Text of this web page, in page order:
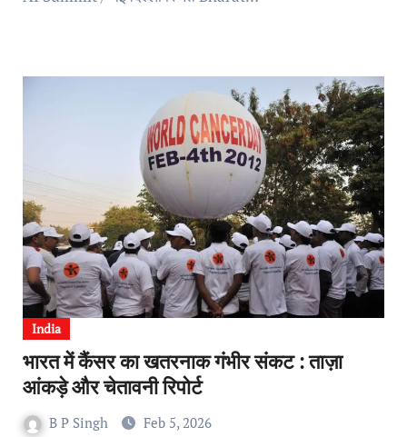
India
भारत में कैंसर का खतरनाक गंभीर संकट : ताज़ा
आंकड़े और चेतावनी रिपोर्ट
B P Singh Feb 5, 2026